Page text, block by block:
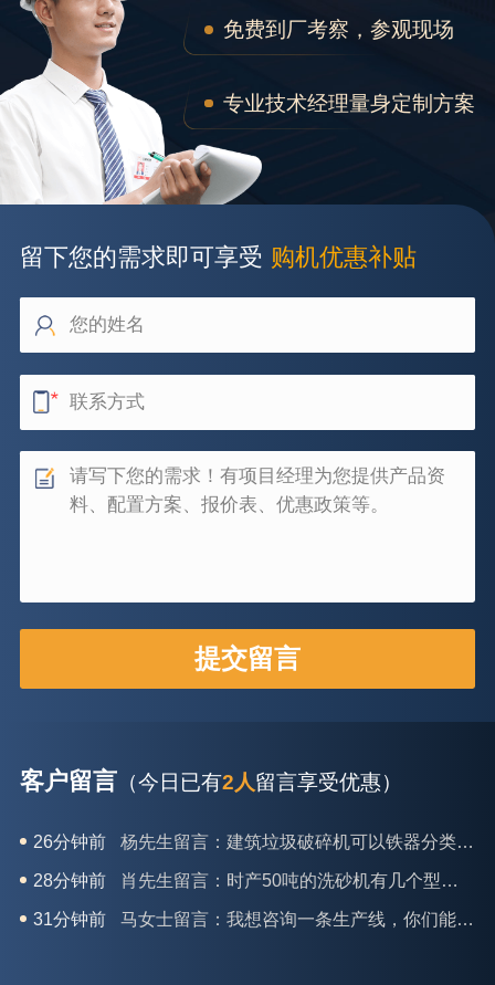
免费到厂考察，参观现场
专业技术经理量身定制方案
留下您的需求即可享受 购机优惠补贴
客户留言（今日已有2人留言享受优惠）
26分钟前 杨先生留言：建筑垃圾破碎机可以铁器分类吗？
28分钟前 肖先生留言：时产50吨的洗砂机有几个型号？
31分钟前 马女士留言：我想咨询一条生产线，你们能做吗？